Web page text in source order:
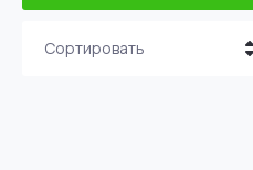
Сортировать